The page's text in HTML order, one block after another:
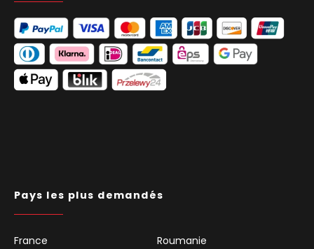
Pays les plus demandés
France
Roumanie